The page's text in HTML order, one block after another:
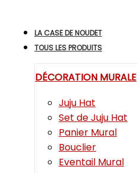
LA CASE DE NOUDET
TOUS LES PRODUITS
DÉCORATION MURALE
Juju Hat
Set de Juju Hat
Panier Mural
Bouclier
Eventail Mural